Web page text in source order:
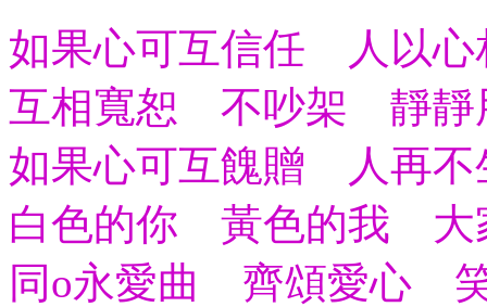
如果心可互信任 人以心
互相寬恕 不吵架 靜靜
如果心可互餽贈 人再不
白色的你 黃色的我 大
同o永愛曲 齊頌愛心